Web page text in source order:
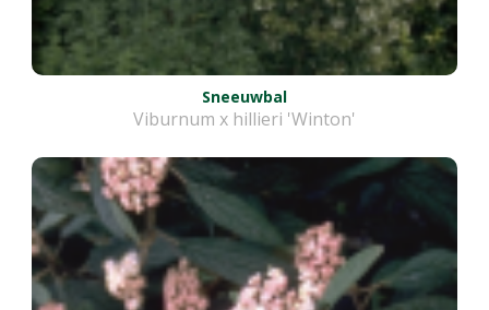
Sneeuwbal
Viburnum x hillieri 'Winton'